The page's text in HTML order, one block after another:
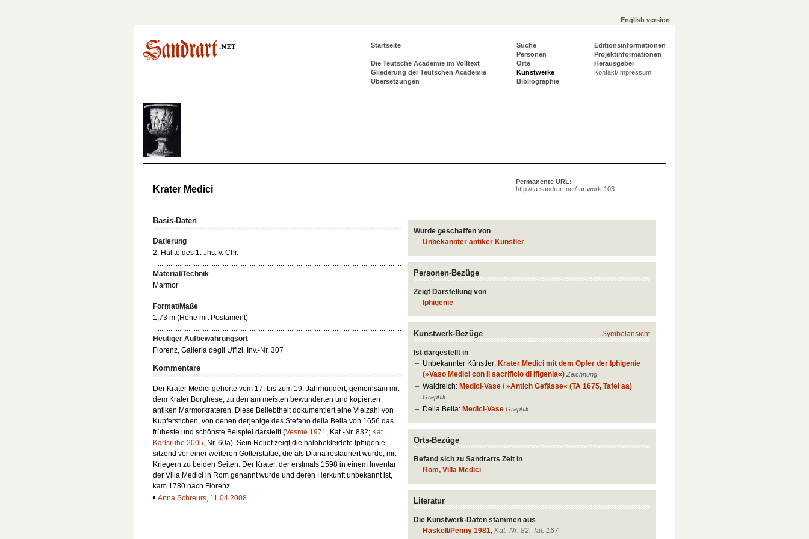
English version
Startseite
Die Teutsche Academie im Volltext
Gliederung der Teutschen Academie
Übersetzungen
Suche
Personen
Orte
Kunstwerke
Bibliographie
Editionsinformationen
Projektinformationen
Herausgeber
Kontakt/Impressum
Permanente URL:
http://ta.sandrart.net/-artwork-103
Krater Medici
Wurde geschaffen von
Unbekannter antiker Künstler
Personen-Bezüge
Zeigt Darstellung von
Iphigenie
Symbolansicht
Kunstwerk-Bezüge
Ist dargestellt in
Unbekannter Künstler: Krater Medici mit dem Opfer der Iphigenie
(»Vaso Medici con il sacrificio di Ifigenia«) Zeichnung
Waldreich: Medici-Vase / »Antich Gefässe« (TA 1675, Tafel aa)
Graphik
Della Bella:Medici-Vase Graphik
Orts-Bezüge
Befand sich zu Sandrarts Zeit in
Rom, Villa Medici
Literatur
Die Kunstwerk-Daten stammen aus
Haskell/Penny 1981;Kat.-Nr. 82, Taf. 167
Basis-Daten
Datierung
2. Hälfte des 1. Jhs. v. Chr.
Material/Technik
Marmor
Format/Maße
1,73 m (Höhe mit Postament)
Heutiger Aufbewahrungsort
Florenz, Galleria degli Uffizi, Inv.-Nr. 307
Kommentare
Der Krater Medici gehörte vom 17. bis zum 19. Jahrhundert, gemeinsam mit
dem Krater Borghese, zu den am meisten bewunderten und kopierten
antiken Marmorkrateren. Diese Beliebtheit dokumentiert eine Vielzahl von
Kupferstichen, von denen derjenige des Stefano della Bella von 1656 das
früheste und schönste Beispiel darstellt (Vesme 1971, Kat.-Nr. 832; Kat.
Karlsruhe 2005, Nr. 60a). Sein Relief zeigt die halbbekleidete Iphigenie
sitzend vor einer weiteren Götterstatue, die als Diana restauriert wurde, mit
Kriegern zu beiden Seiten. Der Krater, der erstmals 1598 in einem Inventar
der Villa Medici in Rom genannt wurde und deren Herkunft unbekannt ist,
kam 1780 nach Florenz.
Anna Schreurs, 11.04.2008